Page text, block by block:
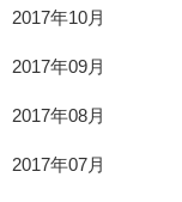
2017年10月
2017年09月
2017年08月
2017年07月